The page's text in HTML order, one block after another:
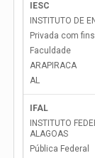
IESC
INSTITUTO DE
Privada com
Faculdade
ARAPIRACA
AL
IFAL
INSTITUTO
ALAGOAS
Pública Federal